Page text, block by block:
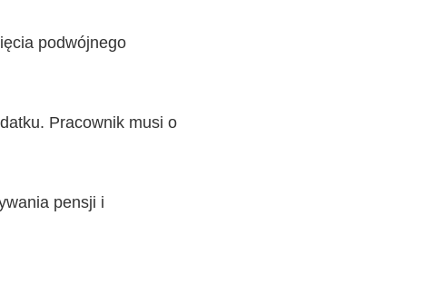
podwójnego
Pracownik musi o
pensji i